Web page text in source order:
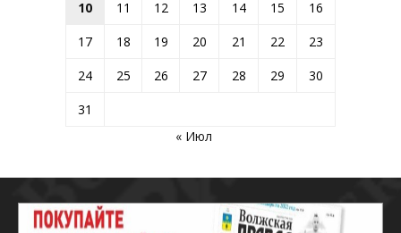
10
11 12 13 14 15
16
17
18 19 20 21 22
23
24
25 26 27 28 29
30
31
« Июл